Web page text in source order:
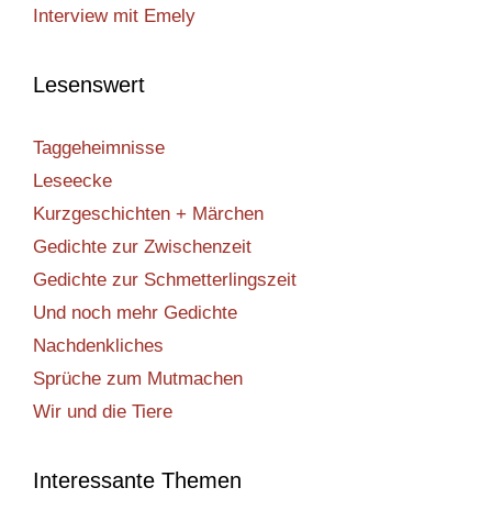
Interview mit Emely
Lesenswert
Taggeheimnisse
Leseecke
Kurzgeschichten + Märchen
Gedichte zur Zwischenzeit
Gedichte zur Schmetterlingszeit
Und noch mehr Gedichte
Nachdenkliches
Sprüche zum Mutmachen
Wir und die Tiere
Interessante Themen